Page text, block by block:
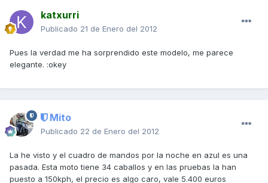
katxurri
Publicado 21 de Enero del 2012
Pues la verdad me ha sorprendido este modelo, me parece
elegante. :okey
Mito
Publicado 22 de Enero del 2012
La he visto y el cuadro de mandos por la noche en azul es una
pasada. Esta moto tiene 34 caballos y en las pruebas la han
puesto a 150kph, el precio es algo caro, vale 5.400 euros